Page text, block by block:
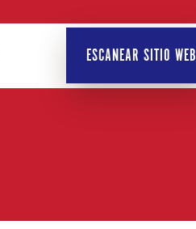
ESCANEAR SITIO WEB